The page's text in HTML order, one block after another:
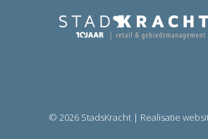
© 2026 StadsKracht | Realisatie